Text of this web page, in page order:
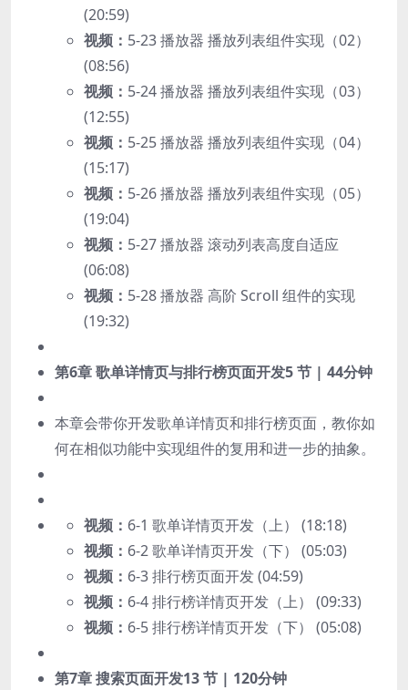
(20:59)
视频： 5-23 播放器 播放列表组件实现（02）
(08:56)
视频： 5-24 播放器 播放列表组件实现（03）
(12:55)
视频： 5-25 播放器 播放列表组件实现（04）
(15:17)
视频： 5-26 播放器 播放列表组件实现（05）
(19:04)
视频： 5-27 播放器 滚动列表高度自适应
(06:08)
视频： 5-28 播放器 高阶 Scroll 组件的实现
(19:32)
第6章 歌单详情页与排行榜页面开发5 节 | 44分钟
本章会带你开发歌单详情页和排行榜页面，教你如
何在相似功能中实现组件的复用和进一步的抽象。
视频： 6-1 歌单详情页开发（上） (18:18)
视频： 6-2 歌单详情页开发（下） (05:03)
视频： 6-3 排行榜页面开发 (04:59)
视频： 6-4 排行榜详情页开发（上） (09:33)
视频： 6-5 排行榜详情页开发（下） (05:08)
第7章 搜索页面开发13 节 | 120分钟